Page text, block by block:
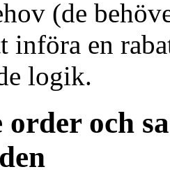
(de
införa en
logik.
order och